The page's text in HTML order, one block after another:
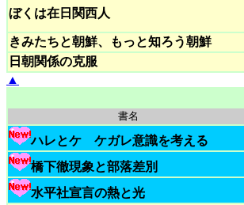
ぼくは在日関西人
きみたちと朝鮮、もっと知ろう朝鮮
日朝関係の克服
▲
書名
ハレとケ ケガレ意識を考える
橋下徹現象と部落差別
水平社宣言の熱と光